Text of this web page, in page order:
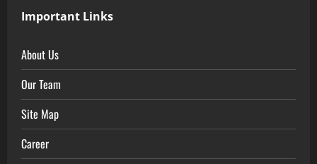
Important Links
About Us
Our Team
Site Map
Career